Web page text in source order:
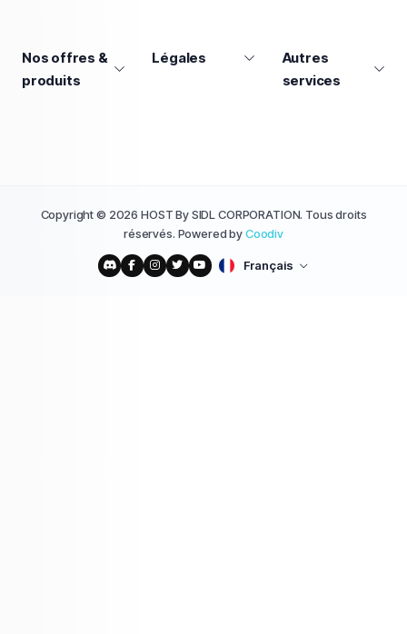
Nos offres &
produits
Légales
Autres
services
Copyright © 2026 HOST By SIDL CORPORATION. Tous droits
réservés. Powered byCoodiv
Français